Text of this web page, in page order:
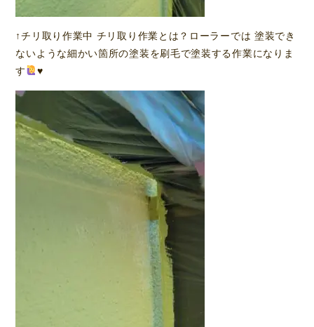
↑チリ取り作業中 チリ取り作業とは？ローラーでは 塗装でき
ないような細かい箇所の塗装を刷毛で塗装する作業になりま
す
♥️